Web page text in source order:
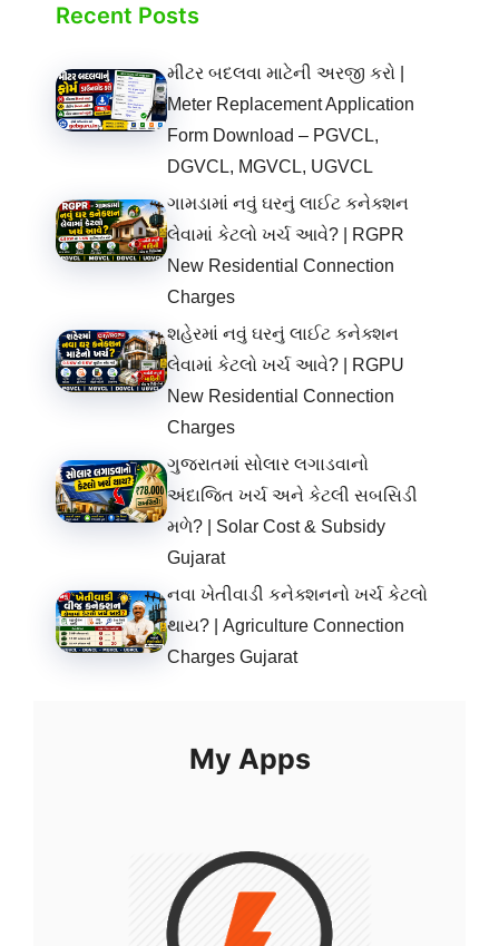
Recent Posts
મીટર બદલવા માટેની અરજી કરો |
Meter Replacement Application
Form Download – PGVCL,
DGVCL, MGVCL, UGVCL
ગામડામાં નવું ઘરનું લાઈટ કનેક્શન
લેવામાં કેટલો ખર્ચ આવે? | RGPR
New Residential Connection
Charges
શહેરમાં નવું ઘરનું લાઈટ કનેક્શન
લેવામાં કેટલો ખર્ચ આવે? | RGPU
New Residential Connection
Charges
ગુજરાતમાં સોલાર લગાડવાનો
અંદાજિત ખર્ચ અને કેટલી સબસિડી
મળે? | Solar Cost & Subsidy
Gujarat
નવા ખેતીવાડી કનેક્શનનો ખર્ચ કેટલો
થાય? | Agriculture Connection
Charges Gujarat
My Apps